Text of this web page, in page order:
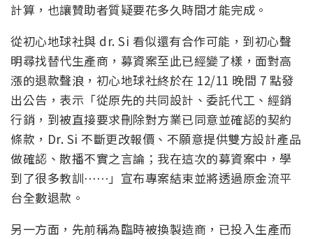
計算，也讓贊助者質疑要花多久時間才能完成。
從初心地球社與 dr. Si 看似還有合作可能，到初心聲
明尋找替代生產商，募資案至此已經變了樣，面對高
漲的退款聲浪，初心地球社終於在 12/11 晚間 7 點發
出公告，表示「從原先的共同設計、委託代工、經銷
行銷，到被直接要求刪除對方業已同意並確認的契約
條款，Dr. Si 不斷更改報價、不願意提供雙方設計產品
做確認、散播不實之言論；我在這次的募資案中，學
到了很多教訓⋯⋯」宣布專案結束並將透過原金流平
台全數退款。
另一方面，先前稱為臨時被換製造商，已投入生產而